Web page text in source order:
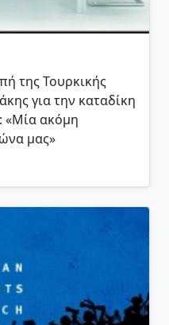
της Τουρκικής
για την καταδίκη
«Μία ακόμη
μας»